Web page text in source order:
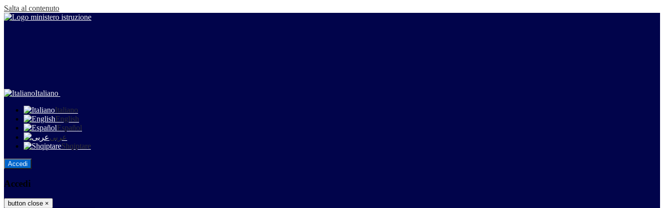
Salta al contenuto
Italiano
Italiano
English
Español
عربى
Shqiptare
Accedi
Accedi
button close ×